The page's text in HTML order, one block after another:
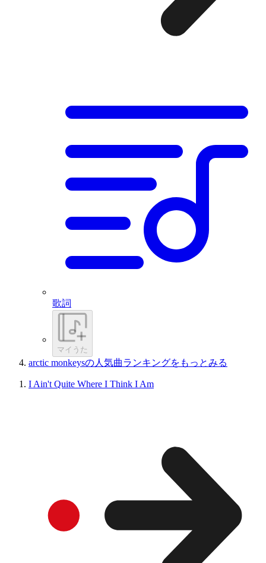
歌詞
マイうた
arctic monkeysの人気曲ランキングをもっとみる
I Ain't Quite Where I Think I Am